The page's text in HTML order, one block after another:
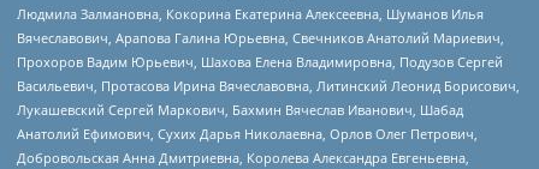
Людмила Залмановна, Кокорина Екатерина Алексеевна, Шуманов Илья
Вячеславович, Арапова Галина Юрьевна, Свечников Анатолий Мариевич,
Прохоров Вадим Юрьевич, Шахова Елена Владимировна, Подузов Сергей
Васильевич, Протасова Ирина Вячеславовна, Литинский Леонид Борисович,
Лукашевский Сергей Маркович, Бахмин Вячеслав Иванович, Шабад
Анатолий Ефимович, Сухих Дарья Николаевна, Орлов Олег Петрович,
Добровольская Анна Дмитриевна, Королева Александра Евгеньевна,